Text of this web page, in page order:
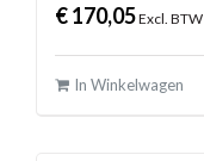
€170,05Excl. BTW
In Winkelwagen